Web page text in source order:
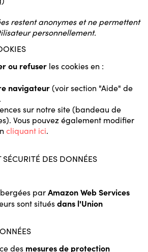
restent anonymes et ne permettent
personnellement.
ou refuserles cookies en :
navigateur(voir section "Aide" de
sur notre site (bandeau de
Vous pouvez également modifier
cliquant ici.
DES DONNÉES
parAmazon Web Services
sont situésdans l'Union
des mesures de protection